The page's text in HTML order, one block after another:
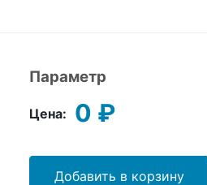
Параметр
Цена: 0 ₽
Добавить в корзину